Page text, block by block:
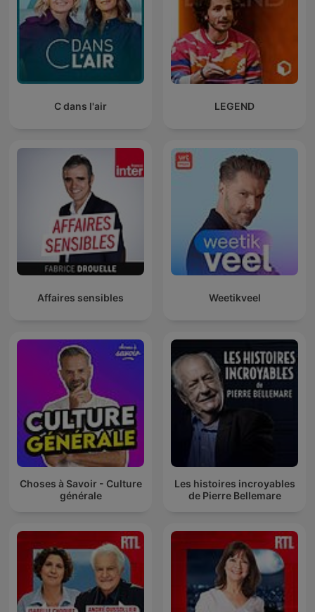
C dans l'air LEGEND
Affaires sensibles Weetikveel
Choses à Savoir - Culture
générale
Les histoires incroyables
de Pierre Bellemare